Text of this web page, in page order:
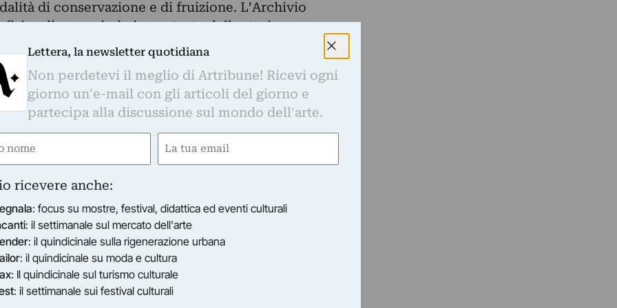
di conservazione e di fruizione. L’Archivio
fisica di un periodo importante della storia
abbraccia innumerevoli esperimenti a
forma sfaccettata e specchiante tutta la
prezioso e variegato, Diamanti
Video attraverso le opere degli artisti
e continuano ad alimentarlo. Rinnovandolo di
e relazioni sempre più animate e
in un crossover di indagini e formati.
espositvo come strumento e
diverse attitudini legate all’immagine in
e la prospettiva di ciò che gli artisti
ventennio.
fra le opere di un archivio che raccoglie
artistica italiana degli ultimi sessant’anni,
produzione del film d’artista prima e del
Lettera, la newsletter quotidiana
Non perdetevi il meglio di Artribune! Ricevi ogni
giorno un'e-mail con gli articoli del giorno e
partecipa alla discussione sul mondo dell'arte.
Email
ricevere anche:
: focus su mostre, festival, didattica ed eventi culturali
: il settimanale sul mercato dell'arte
: il quindicinale sulla rigenerazione urbana
: il quindicinale su moda e cultura
: Il quindicinale sul turismo culturale
: il settimanale sui festival culturali